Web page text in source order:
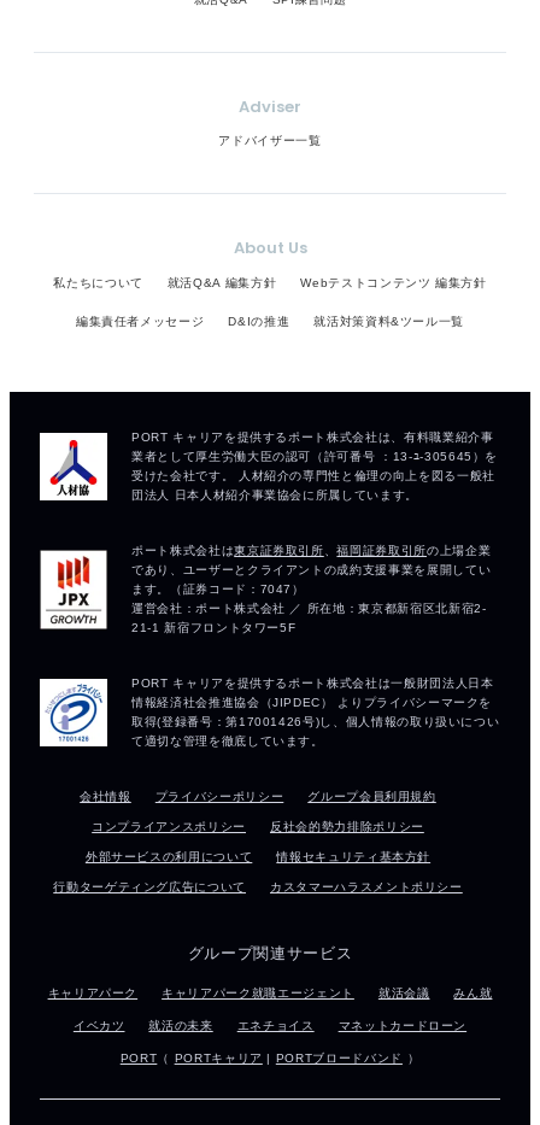
Adviser
アドバイザー一覧
About Us
私たちについて 就活Q&A 編集方針 Webテストコンテンツ 編集方針
編集責任者メッセージ D&Iの推進 就活対策資料&ツール一覧
会社情報 プライバシーポリシー グループ会員利用規約
コンプライアンスポリシー 反社会的勢力排除ポリシー
外部サービスの利用について 情報セキュリティ基本方針
行動ターゲティング広告について カスタマーハラスメントポリシー